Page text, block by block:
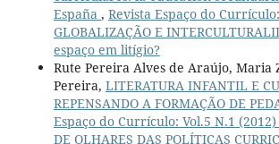
España , Revista Espaço do
GLOBALIZAÇÃO E
espaço em litígio?
Rute Pereira Alves de Araújo, Maria
Pereira, LITERATURA INFANTIL E
REPENSANDO A FORMAÇÃO DE
Espaço do Currículo: Vol.5 N.1 (2012)
DE OLHARES DAS POLÍTICAS